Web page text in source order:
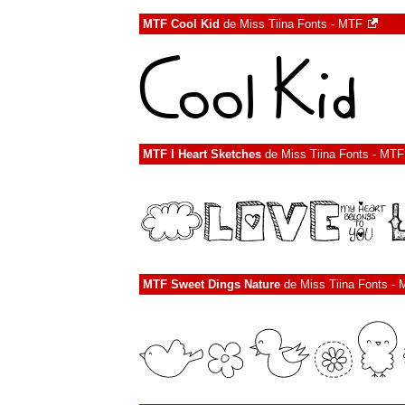
MTF Cool Kid de Miss Tiina Fonts - MTF
MTF I Heart Sketches de Miss Tiina Fonts - MTF
MTF Sweet Dings Nature de Miss Tiina Fonts -